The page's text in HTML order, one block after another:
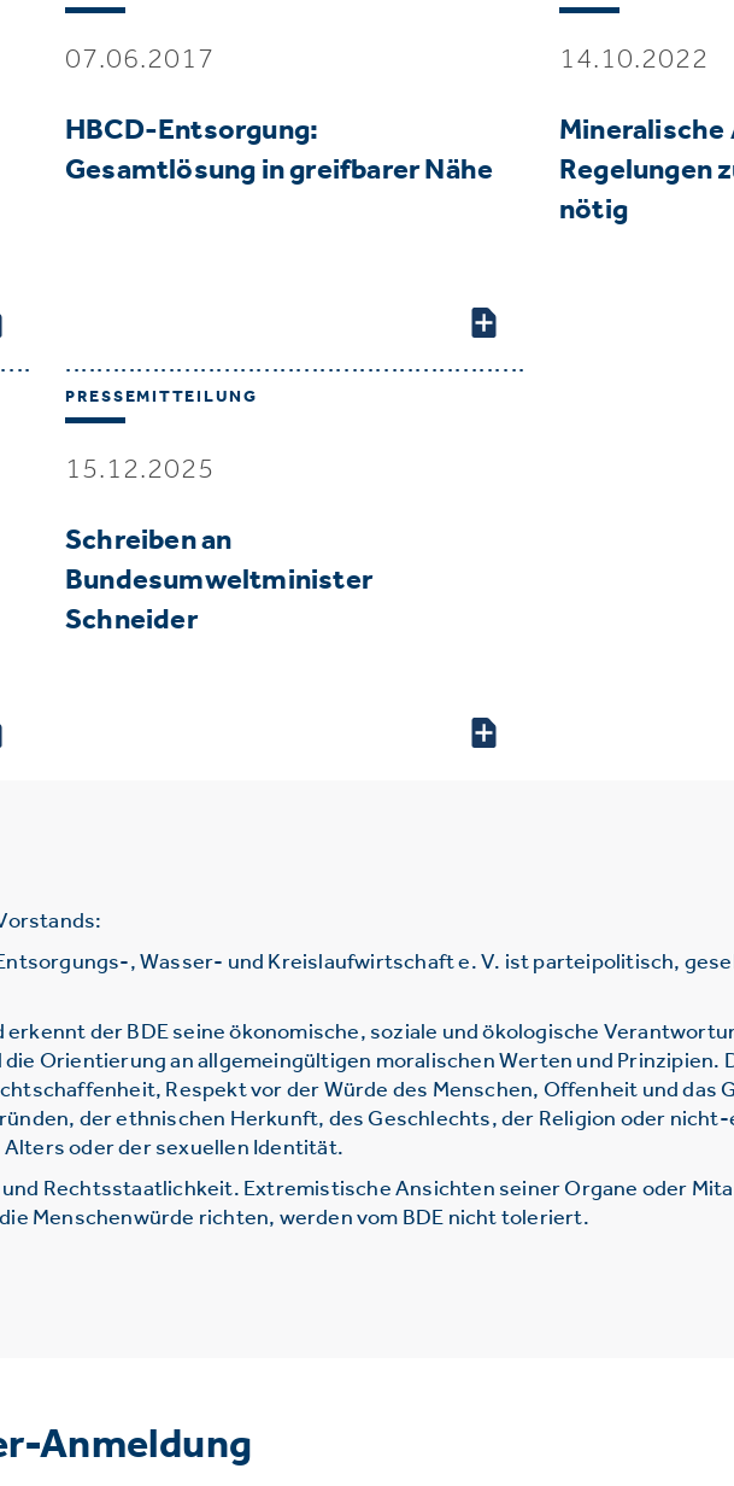
07.06.2017
HBCD-Entsorgung:
Gesamtlösung in greifbarer Nähe
14.10.2022
Mineralische
Regelungen
nötig
PRESSEMITTEILUNG
15.12.2025
Schreiben an
Bundesumweltminister
Schneider
, Wasser- und Kreislaufwirtschaft e. V. ist parteipolitisch,
der BDE seine ökonomische, soziale und ökologische
die Orientierung an allgemeingültigen moralischen Werten und Prinzipien.
Respekt vor der Würde des Menschen, Offenheit und das
der ethnischen Herkunft, des Geschlechts, der Religion oder
oder der sexuellen Identität.
Rechtsstaatlichkeit. Extremistische Ansichten seiner Organe oder
Menschenwürde richten, werden vom BDE nicht toleriert.
Anmeldung